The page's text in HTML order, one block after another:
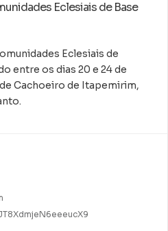
Eclesiais de Base
Eclesiais de
entre os dias 20 e 24 de
Cachoeiro de Itapemirim,